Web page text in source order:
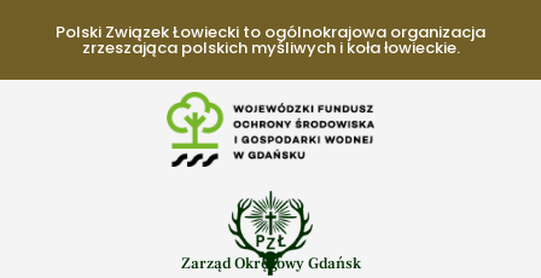
Polski Związek Łowiecki to ogólnokrajowa organizacja
zrzeszająca polskich myśliwych i koła łowieckie.
Zarząd Okręgowy Gdańsk